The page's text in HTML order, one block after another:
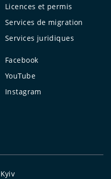
Licences et permis
Services de migration
Services juridiques
Facebook
YouTube
Instagram